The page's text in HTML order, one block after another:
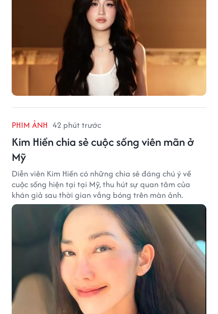
PHIM ẢNH 42 phút trước
Kim Hiền chia sẻ cuộc sống viên mãn ở
Mỹ
Diễn viên Kim Hiền có những chia sẻ đáng chú ý về
cuộc sống hiện tại tại Mỹ, thu hút sự quan tâm của
khán giả sau thời gian vắng bóng trên màn ảnh.